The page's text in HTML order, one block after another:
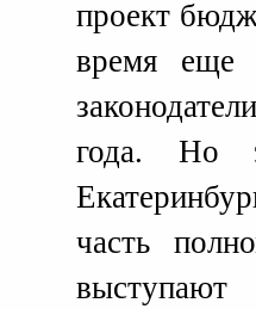
проект
время еще
года. Но
часть
выступают